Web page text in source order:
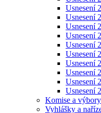
Usnesení
Usnesení
Usnesení
Usnesení
Usnesení
Usnesení
Usnesení
Usnesení
Usnesení
Usnesení
Komise a výbory
Vyhlášky a